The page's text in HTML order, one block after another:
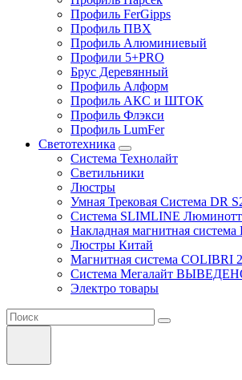
Профиль FerGipps
Профиль ПВХ
Профиль Алюминиевый
Профили 5+PRO
Брус Деревянный
Профиль Алформ
Профиль АКС и ШТОК
Профиль Флэкси
Профиль LumFer
Светотехника
Система Технолайт
Светильники
Люстры
Умная Трековая Система DR
Система SLIMLINE
Накладная магнитная
Люстры Китай
Магнитная система COLIBRI
Система Мегалайт
Электро товары